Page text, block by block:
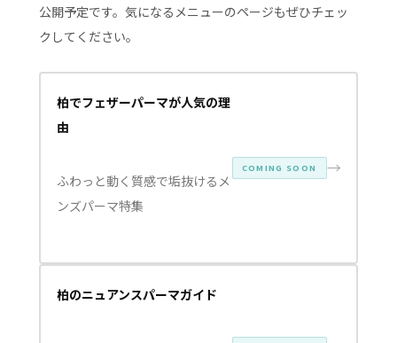
公開予定です。気になるメニューのページもぜひチェッ
クしてください。
柏でフェザーパーマが人気の理
由
ふわっと動く質感で垢抜けるメ
ンズパーマ特集
COMING SOON →
柏のニュアンスパーマガイド